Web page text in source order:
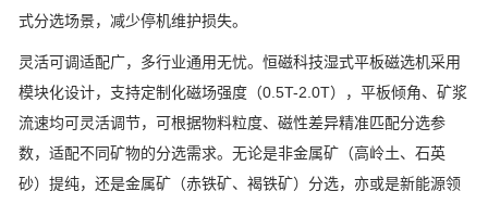
式分选场景，减少停机维护损失。
灵活可调适配广，多行业通用无忧。恒磁科技湿式平板磁选机采用
模块化设计，支持定制化磁场强度（0.5T-2.0T），平板倾角、矿浆
流速均可灵活调节，可根据物料粒度、磁性差异精准匹配分选参
数，适配不同矿物的分选需求。无论是非金属矿（高岭土、石英
砂）提纯，还是金属矿（赤铁矿、褐铁矿）分选，亦或是新能源领